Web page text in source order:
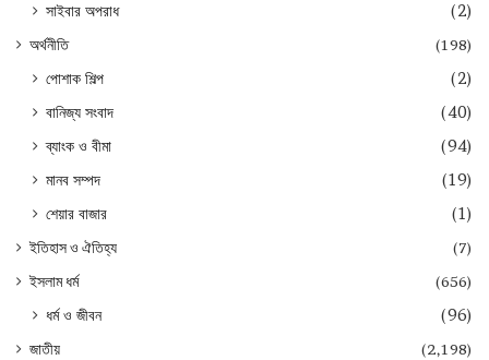
সাইবার অপরাধ
(2)
অর্থনীতি (198)
পোশাক শিল্প
(2)
বানিজ্য সংবাদ
(40)
ব্যাংক ও বীমা
(94)
মানব সম্পদ
(19)
শেয়ার বাজার
(1)
ইতিহাস ও ঐতিহ্য
(7)
ইসলাম ধর্ম
(656)
ধর্ম ও জীবন (96)
জাতীয় (2,198)